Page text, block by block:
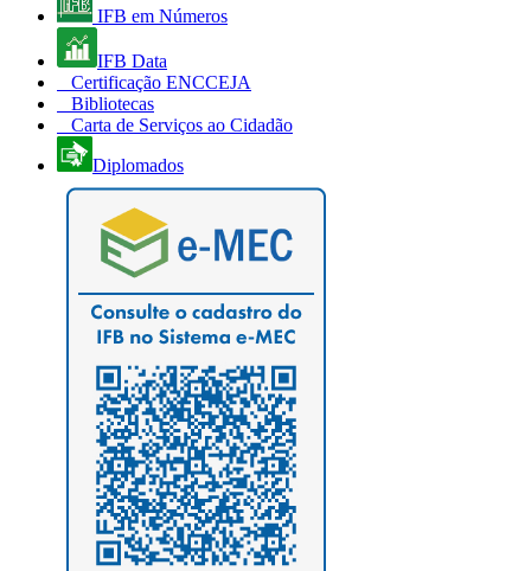
IFB em Números
IFB Data
Certificação ENCCEJA
Bibliotecas
Carta de Serviços ao Cidadão
Diplomados